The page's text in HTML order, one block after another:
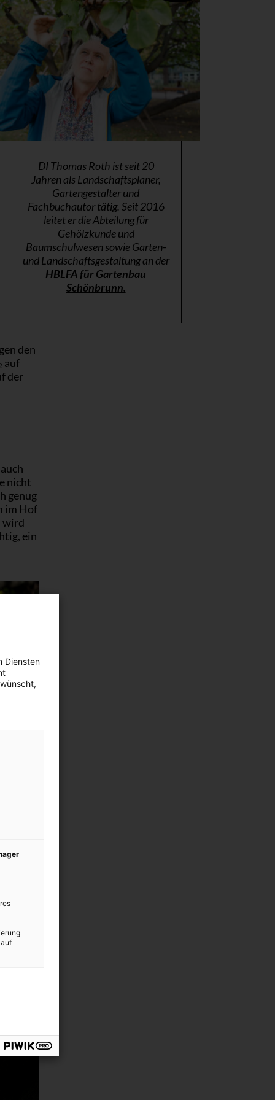
DI Thomas Roth ist seit 20
Jahren als Landschaftsplaner,
Gartengestalter und
Fachbuchautor tätig. Seit 2016
leitet er die Abteilung für
Gehölzkunde und
Baumschulwesen sowie Garten-
und Landschaftsgestaltung an der
HBLFA für Gartenbau
Schönbrunn.
den
auf
der
nicht
genug
im Hof
wird
ein
Diensten